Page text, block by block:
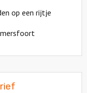
op een rijtje